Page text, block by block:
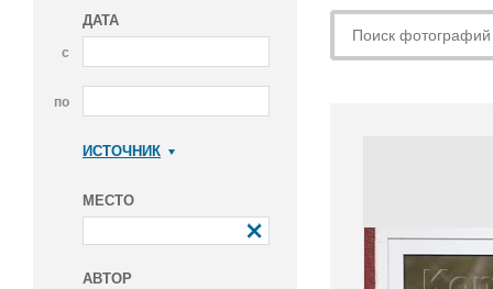
ДАТА
с
по
ИСТОЧНИК
МЕСТО
АВТОР